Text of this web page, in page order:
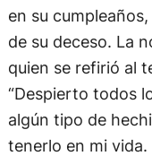
en su
de su deceso. La
quien se refirió al
“Despierto todos
algún tipo de
tenerlo en mi vida.